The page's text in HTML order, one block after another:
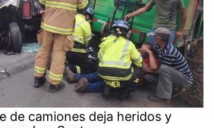
de camiones deja heridos y